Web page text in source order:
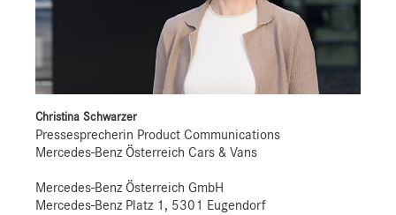
Christina Schwarzer
Pressesprecherin Product Communications
Mercedes-Benz Österreich Cars & Vans
Mercedes-Benz Österreich GmbH
Mercedes-Benz Platz 1, 5301 Eugendorf